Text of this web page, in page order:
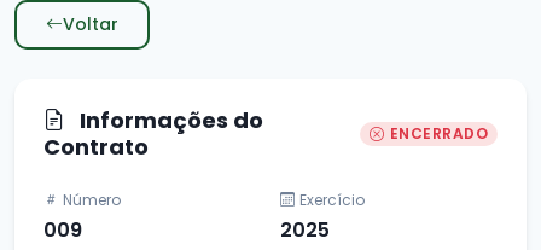
Voltar
Informações do
Contrato
ENCERRADO
Número
009
Exercício
2025